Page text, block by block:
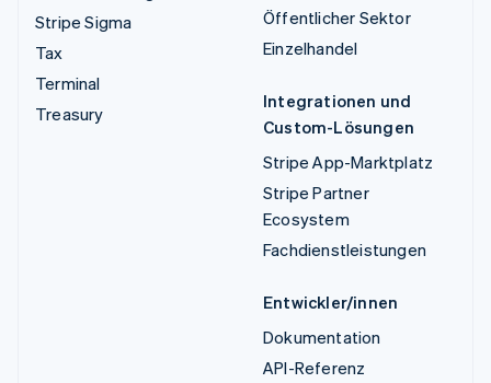
Stripe Sigma
Tax
Terminal
Treasury
Öffentlicher Sektor
Einzelhandel
Integrationen und
Custom-Lösungen
Stripe App-Marktplatz
Stripe Partner
Ecosystem
Fachdienstleistungen
Entwickler/innen
Dokumentation
API-Referenz